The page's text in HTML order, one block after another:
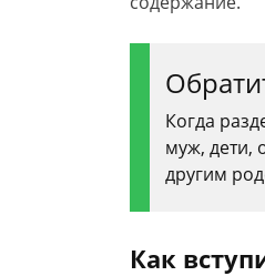
Когда
муж, дети,
другим
Как